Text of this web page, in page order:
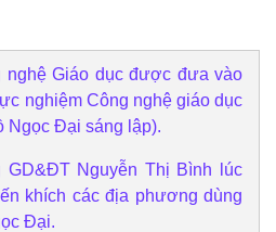
nghệ Giáo dục được đưa vào
nghiệm Công nghệ giáo dục
Ngọc Đại sáng lập).
GD&ĐT Nguyễn Thị Bình lúc
khích các địa phương dùng
Đại.